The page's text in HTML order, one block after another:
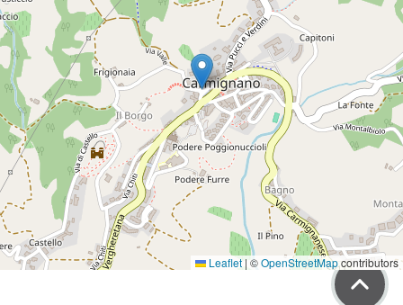
Leaflet | ©OpenStreetMapcontributors